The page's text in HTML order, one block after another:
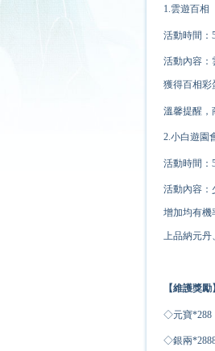
1.雲遊百相
活動時間：
活動內容：
獲得百相彩
溫馨提醒，
2.小白遊園
活動時間：
活動內容：
增加均有機
上品納元丹
【維護獎勵】
◇元寶*288
◇銀兩*2